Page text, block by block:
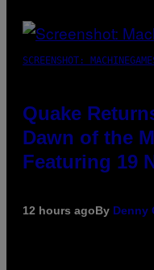
SCREENSHOT:
Quake
Dawn of the
Featuring 19
12 hours agoBy Denny